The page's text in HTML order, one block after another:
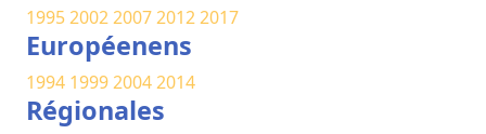
19952002200720122017
Européenens
1994 199920042014
Régionales